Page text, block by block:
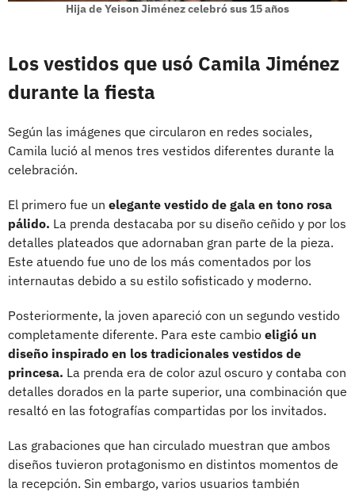
Hija de Yeison Jiménez celebró sus 15 años
Los vestidos que usó Camila Jiménez
durante la fiesta
Según las imágenes que circularon en redes sociales,
Camila lució al menos tres vestidos diferentes durante la
celebración.
El primero fue un elegante vestido de gala en tono rosa
pálido. La prenda destacaba por su diseño ceñido y por los
detalles plateados que adornaban gran parte de la pieza.
Este atuendo fue uno de los más comentados por los
internautas debido a su estilo sofisticado y moderno.
Posteriormente, la joven apareció con un segundo vestido
completamente diferente. Para este cambio eligió un
diseño inspirado en los tradicionales vestidos de
princesa. La prenda era de color azul oscuro y contaba con
detalles dorados en la parte superior, una combinación que
resaltó en las fotografías compartidas por los invitados.
Las grabaciones que han circulado muestran que ambos
diseños tuvieron protagonismo en distintos momentos de
la recepción. Sin embargo, varios usuarios también